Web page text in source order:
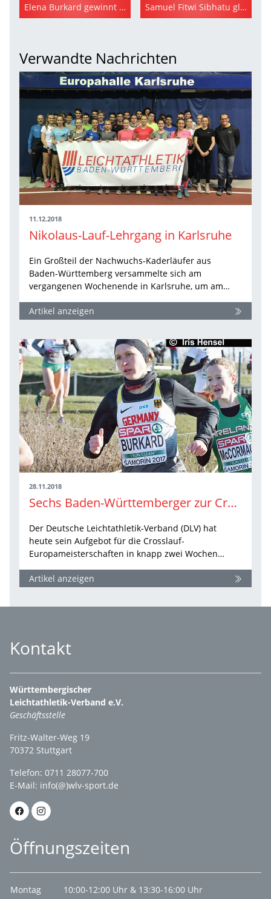
Elena Burkard gewinnt mit DLV-Team Bronze Samuel Fitwi Sibhatu glänzt bei DLV-Debüt mit Silber
Verwandte Nachrichten
11.12.2018
Nikolaus-Lauf-Lehrgang in Karlsruhe
Ein Großteil der Nachwuchs-Kaderläufer aus
Baden-Württemberg versammelte sich am
vergangenen Wochenende in Karlsruhe, um am…
Artikel anzeigen
28.11.2018
Sechs Baden-Württemberger zur Cross-EM
Der Deutsche Leichtathletik-Verband (DLV) hat
heute sein Aufgebot für die Crosslauf-
Europameisterschaften in knapp zwei Wochen…
Artikel anzeigen
Kontakt
Württembergischer
Leichtathletik-Verband e.V.
Geschäftsstelle
Fritz-Walter-Weg 19
70372 Stuttgart
Telefon: 0711 28077-700
E-Mail: info(@)wlv-sport.de
Öffnungszeiten
Montag
10:00-12:00 Uhr & 13:30-16:00 Uhr